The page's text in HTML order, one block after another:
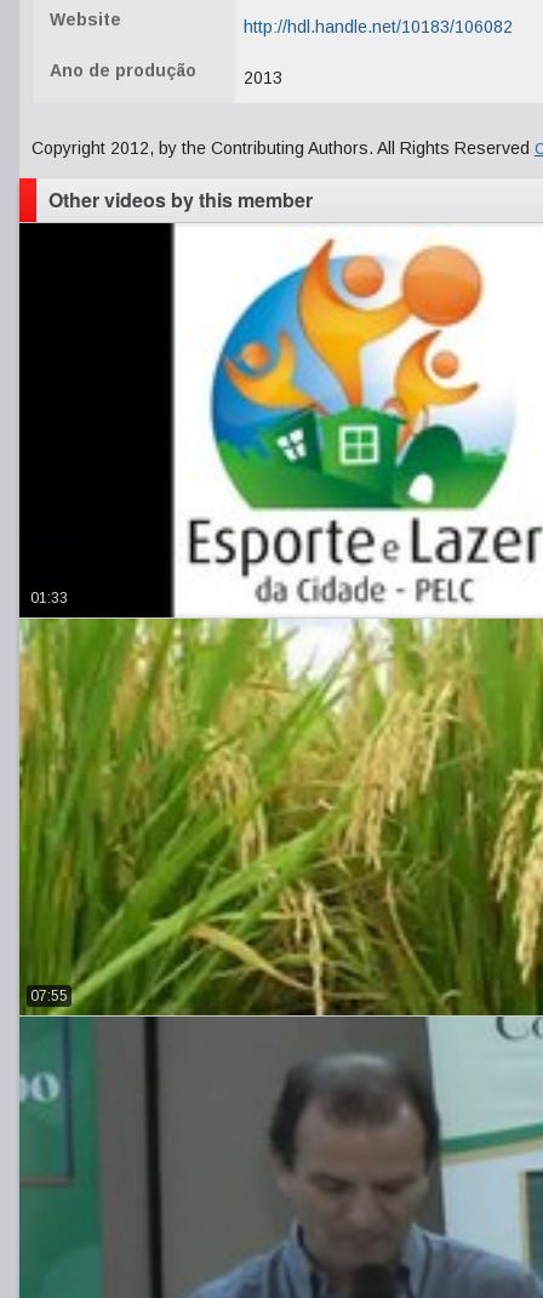
Website http://hdl.handle.net/10183/106082
Ano de produção 2013
Copyright 2012, by the Contributing Authors. All Rights Reserved
Other videos by this member
01:33
07:55